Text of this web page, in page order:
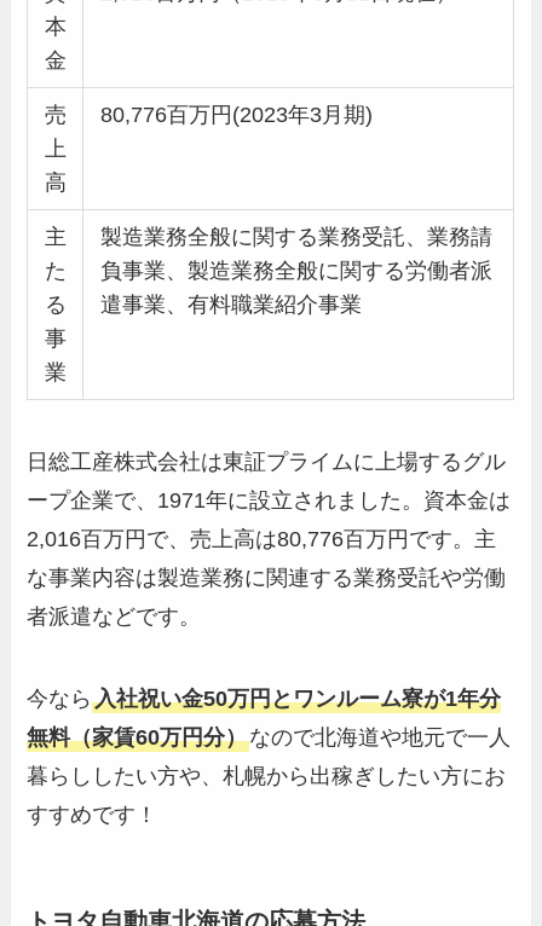
本
金
売
上
高
80,776百万円(2023年3月期)
主
た
る
事
業
製造業務全般に関する業務受託、業務請
負事業、製造業務全般に関する労働者派
遣事業、有料職業紹介事業
日総工産株式会社は東証プライムに上場するグル
ープ企業で、1971年に設立されました。資本金は
2,016百万円で、売上高は80,776百万円です。主
な事業内容は製造業務に関連する業務受託や労働
者派遣などです。
今なら入社祝い金50万円とワンルーム寮が1年分
無料（家賃60万円分）なので北海道や地元で一人
暮らししたい方や、札幌から出稼ぎしたい方にお
すすめです！